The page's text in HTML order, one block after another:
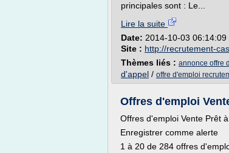
principales sont : Le...
Lire la suite
Date: 2014-10-03 06:14:09
Site : http://recrutement-
Thèmes liés : annonce offre
d'appel / offre d'emploi
Offres d'emploi
Offres d'emploi Vente Prêt
Enregistrer comme alerte
1 à 20 de 284 offres